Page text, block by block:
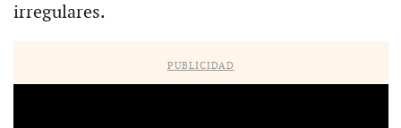
irregulares.
PUBLICIDAD